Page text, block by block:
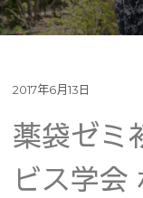
2017年6月13日
薬袋ゼミ
ビス学会